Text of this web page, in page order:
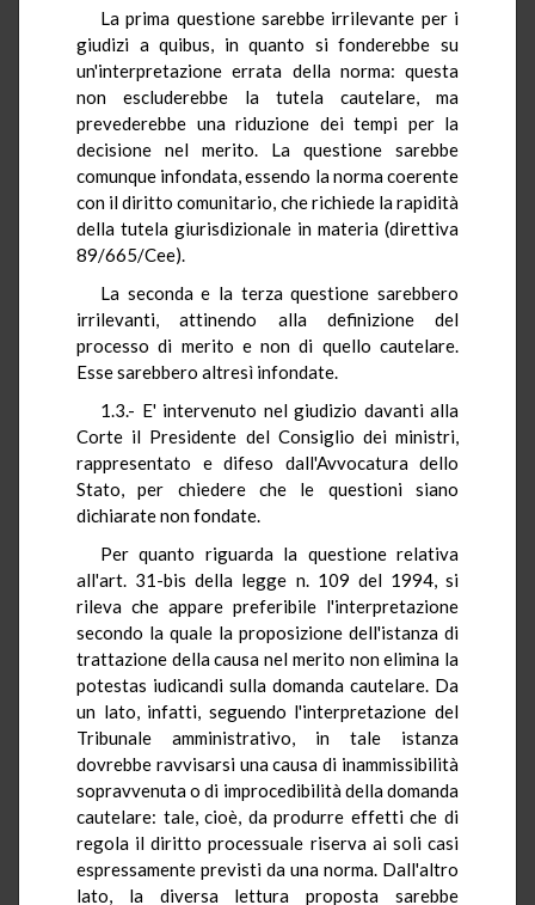
La prima questione sarebbe irrilevante per i
giudizi a quibus, in quanto si fonderebbe su
un'interpretazione errata della norma: questa
non escluderebbe la tutela cautelare, ma
prevederebbe una riduzione dei tempi per la
decisione nel merito. La questione sarebbe
comunque infondata, essendo la norma coerente
con il diritto comunitario, che richiede la rapidità
della tutela giurisdizionale in materia (direttiva
89/665/Cee).
La seconda e la terza questione sarebbero
irrilevanti, attinendo alla definizione del
processo di merito e non di quello cautelare.
Esse sarebbero altresì infondate.
1.3.- E' intervenuto nel giudizio davanti alla
Corte il Presidente del Consiglio dei ministri,
rappresentato e difeso dall'Avvocatura dello
Stato, per chiedere che le questioni siano
dichiarate non fondate.
Per quanto riguarda la questione relativa
all'art. 31-bis della legge n. 109 del 1994, si
rileva che appare preferibile l'interpretazione
secondo la quale la proposizione dell'istanza di
trattazione della causa nel merito non elimina la
potestas iudicandi sulla domanda cautelare. Da
un lato, infatti, seguendo l'interpretazione del
Tribunale amministrativo, in tale istanza
dovrebbe ravvisarsi una causa di inammissibilità
sopravvenuta o di improcedibilità della domanda
cautelare: tale, cioè, da produrre effetti che di
regola il diritto processuale riserva ai soli casi
espressamente previsti da una norma. Dall'altro
lato, la diversa lettura proposta sarebbe